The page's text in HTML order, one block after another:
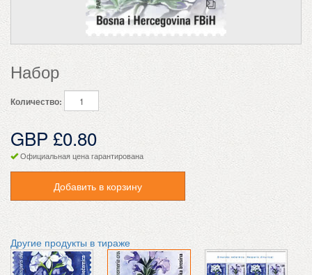
Набор
Количество:
GBP £0.80
Официальная цена гарантирована
Добавить в корзину
Другие продукты в тираже